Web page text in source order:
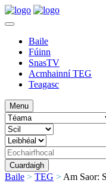
Baile
Fúinn
SnasTV
Acmhainní TEG
Teagasc
Menu
Baile > TEG > Am Saor: